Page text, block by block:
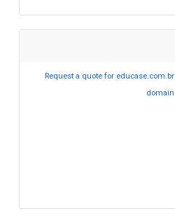
Request a quote for educase.com.br
domain